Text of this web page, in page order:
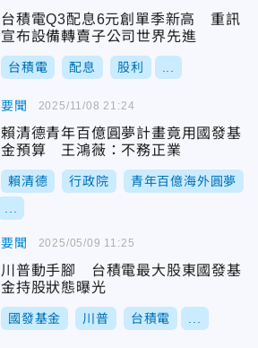
台積電Q3配息6元創單季新高 重訊
宣布設備轉賣子公司世界先進
台積電 配息 股利
要聞
賴清德青年百億圓夢計畫竟用國發基
金預算 王鴻薇：不務正業
賴清德 行政院 青年百億海外圓夢
2025/11/08 21:24
要聞
川普動手腳 台積電最大股東國發基
金持股狀態曝光
國發基金 川普 台積電
2025/05/09 11:25